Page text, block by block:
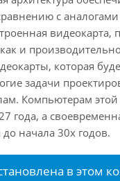
с
и
которая
задачи
Компьютерам
года, а
начала 30х годов.
в этом